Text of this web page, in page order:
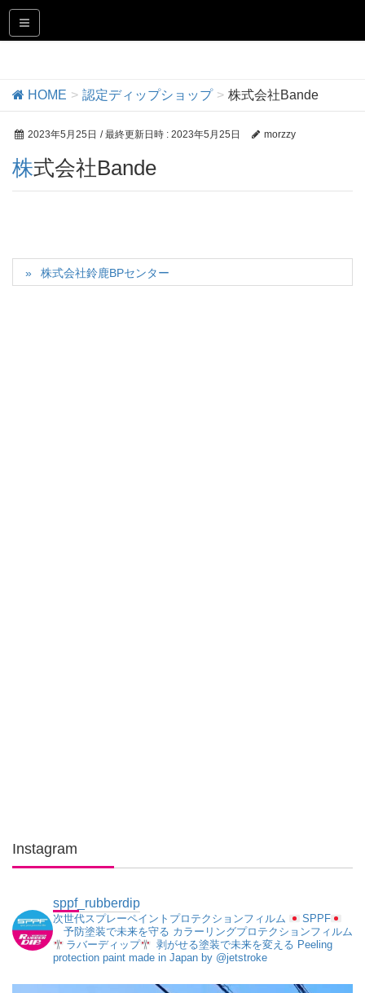
HOME 認定ディップショップ 株式会社Bande
2023年5月25日 / 最終更新日時 : 2023年5月25日 morzzy
株式会社Bande
株式会社鈴鹿BPセンター
Instagram
sppf_rubberdip
次世代スプレーペイントプロテクションフィルム
SPPF
予防塗装で未来を守る カラーリングプロテクションフィルム
ラバーディップ
剥がせる塗装で未来を変える Peeling
protection paint made in Japan by @jetstroke